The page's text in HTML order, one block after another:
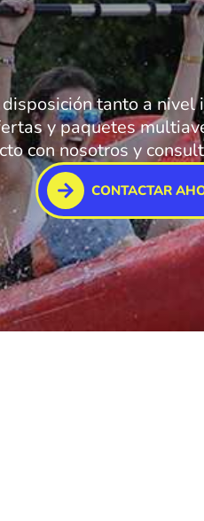
tanto a
y paquetes
con nosotros y
CONTACTAR